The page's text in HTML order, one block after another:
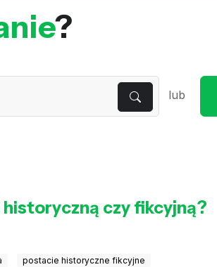
?
lub
czy fikcyjną?
postacie historyczne fikcyjne